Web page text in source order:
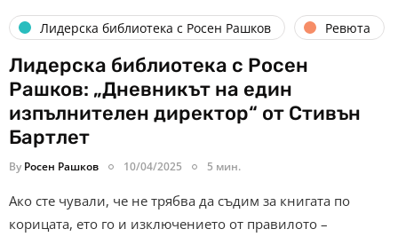
Лидерска библиотека с Росен Рашков Ревюта
Лидерска библиотека с Росен
Рашков: „Дневникът на един
изпълнителен директор“ от Стивън
Бартлет
By Росен Рашков 10/04/2025 5 мин.
Ако сте чували, че не трябва да съдим за книгата по
корицата, ето го и изключението от правилото –